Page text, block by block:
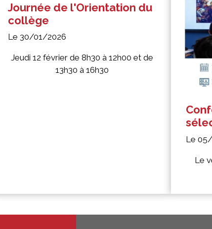
Journée de l'Orientation du
collège
Le 30/01/2026
Jeudi 12 février de 8h30 à 12h00 et de
13h30 à 16h30
Le
Le